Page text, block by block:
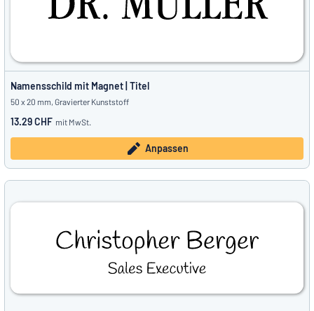
Namensschild mit Magnet | Titel
50 x 20 mm, Gravierter Kunststoff
13.29 CHF mit MwSt.
Anpassen